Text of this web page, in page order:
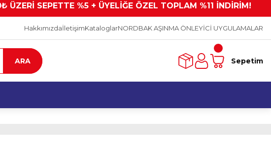
SEPETTE %5 + ÜYELİĞE ÖZEL TOPLAM %11 İNDİRİM!
HakkımızdaİletişimKataloglarNORDBAK AŞINMA ÖNLEYİCİ UYGULAMALAR
ARA Sepetim